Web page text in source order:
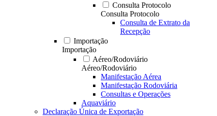
Consulta Protocolo
Consulta Protocolo
Consulta de Extrato da
Recepção
Importação
Importação
Aéreo/Rodoviário
Aéreo/Rodoviário
Manifestação Aérea
Manifestação Rodoviária
Consultas e Operações
Aquaviário
Declaração Única de Exportação